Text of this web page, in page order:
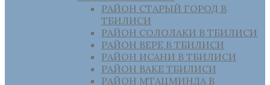
РАЙОН СТАРЫЙ ГОРОД В
ТБИЛИСИ
РАЙОН СОЛОЛАКИ В ТБИЛИСИ
РАЙОН ВЕРЕ В ТБИЛИСИ
РАЙОН ИСАНИ В ТБИЛИСИ
РАЙОН ВАКЕ ТБИЛИСИ
РАЙОН МТАЦМИНДА В